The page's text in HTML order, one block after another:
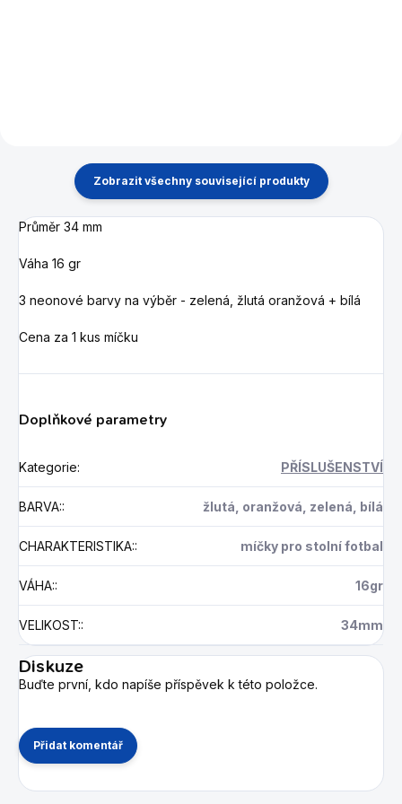
Zobrazit všechny související produkty
Průměr 34 mm
Váha 16 gr
3 neonové barvy na výběr - zelená, žlutá oranžová + bílá
Cena za 1 kus míčku
Doplňkové parametry
Kategorie: PŘÍSLUŠENSTVÍ
BARVA:: žlutá, oranžová, zelená, bílá
CHARAKTERISTIKA:: míčky pro stolní fotbal
VÁHA:: 16gr
VELIKOST:: 34mm
Diskuze
Buďte první, kdo napíše příspěvek k této položce.
Přidat komentář